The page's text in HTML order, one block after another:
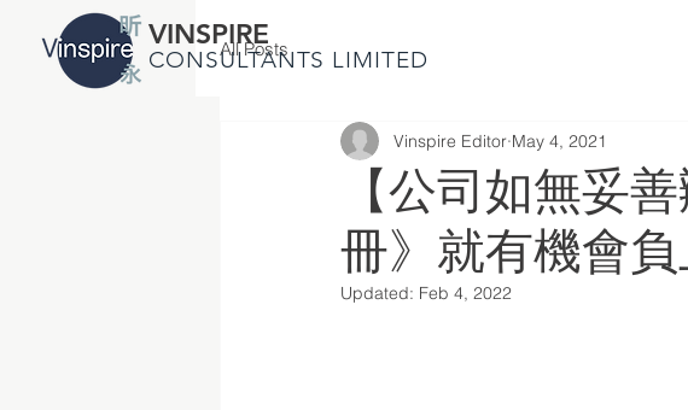
VINSPIRE
CONSULTANTS LIMITED
All Posts
【公司如無妥
冊》就有機會負
Vinspire Editor May 4, 2021
Updated: Feb 4, 2022